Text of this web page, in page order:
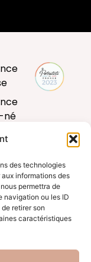
des technologies
informations des
permettra de
navigation ou les ID
retirer son
caractéristiques
né